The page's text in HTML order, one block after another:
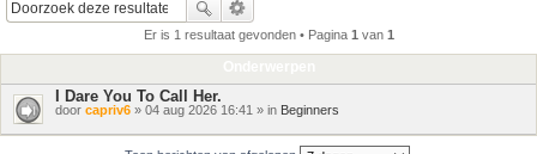
Er is 1 resultaat gevonden • Pagina 1 van 1
I Dare You To Call Her.
door capriv6 » 04 aug 2026 16:41 » in Beginners